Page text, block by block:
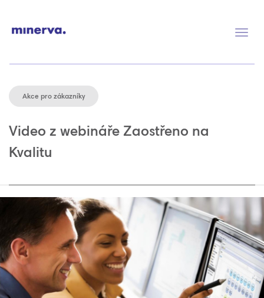
Akce pro zákazníky
Video z webináře Zaostřeno na
Kvalitu